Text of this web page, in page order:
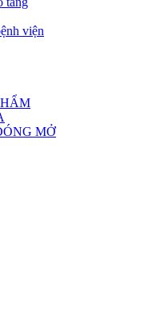
viện
MỞ